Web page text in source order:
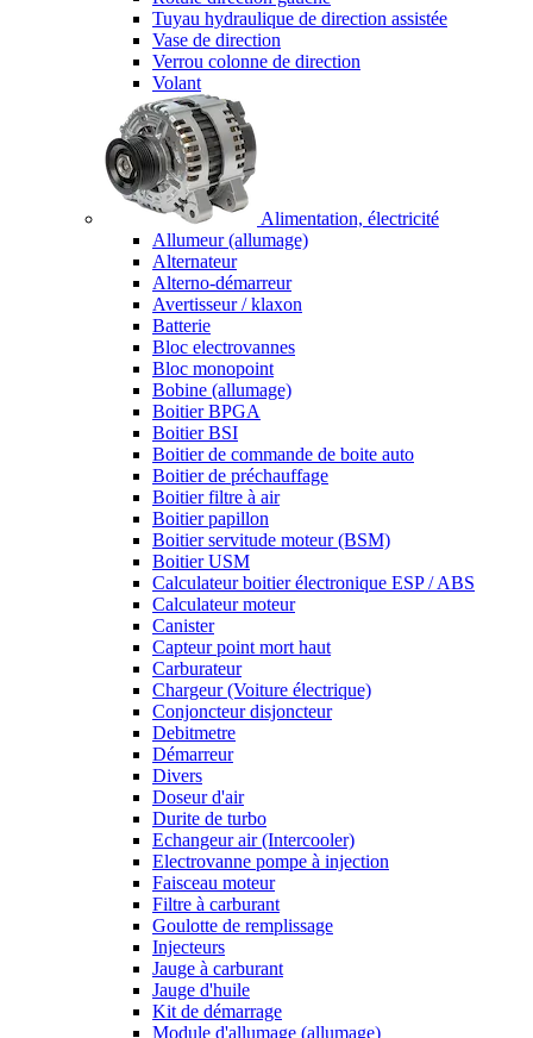
Tuyau hydraulique de direction assistée
Vase de direction
Verrou colonne de direction
Volant
Alimentation, électricité
Allumeur (allumage)
Alternateur
Alterno-démarreur
Avertisseur / klaxon
Batterie
Bloc electrovannes
Bloc monopoint
Bobine (allumage)
Boitier BPGA
Boitier BSI
Boitier de commande de boite auto
Boitier de préchauffage
Boitier filtre à air
Boitier papillon
Boitier servitude moteur (BSM)
Boitier USM
Calculateur boitier électronique ESP / ABS
Calculateur moteur
Canister
Capteur point mort haut
Carburateur
Chargeur (Voiture électrique)
Conjoncteur disjoncteur
Debitmetre
Démarreur
Divers
Doseur d'air
Durite de turbo
Echangeur air (Intercooler)
Electrovanne pompe à injection
Faisceau moteur
Filtre à carburant
Goulotte de remplissage
Injecteurs
Jauge à carburant
Jauge d'huile
Kit de démarrage
Module d'allumage (allumage)